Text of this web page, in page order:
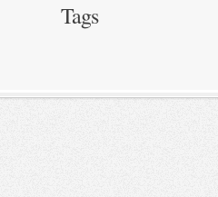
Tags